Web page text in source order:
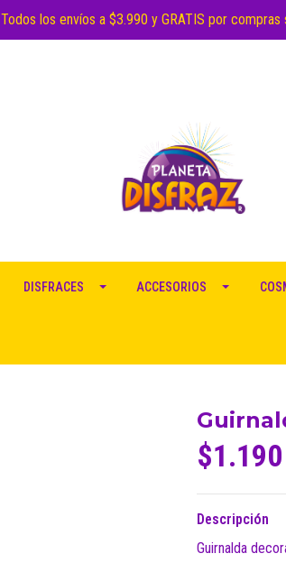
Todos los envíos a $3.990 y GRATIS por
DISFRACES ACCESORIOS
$1.190
Descripción
Guirnalda